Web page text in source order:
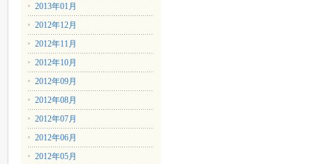
2013年01月
2012年12月
2012年11月
2012年10月
2012年09月
2012年08月
2012年07月
2012年06月
2012年05月